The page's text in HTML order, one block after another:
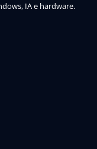
IA e hardware.